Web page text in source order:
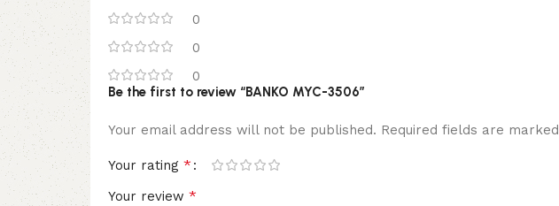
0
0
0
Be the first to review “BANKO MYC-3506”
Your email address will not be published. Required fields are marked
Your rating *
Your review *